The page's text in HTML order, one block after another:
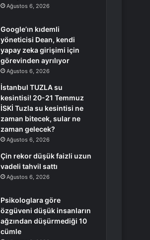
Ağustos 6, 2026
Google’ın kıdemli
yöneticisi Dean, kendi
yapay zeka girişimi için
görevinden ayrılıyor
Ağustos 6, 2026
İstanbul TUZLA su
kesintisi! 20-21 Temmuz
İSKİ Tuzla su kesintisi ne
zaman bitecek, sular ne
zaman gelecek?
Ağustos 6, 2026
Çin rekor düşük faizli uzun
vadeli tahvil sattı
Ağustos 6, 2026
Psikologlara göre
özgüveni düşük insanların
ağzından düşürmediği 10
cümle